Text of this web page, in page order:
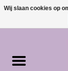
Wij slaan cookies op